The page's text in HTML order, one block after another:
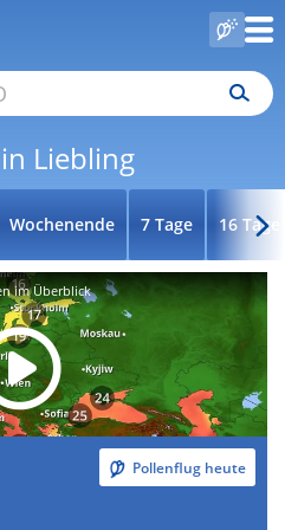
Liebling
Wochenende 7 Tage 16 Tage
im Überblick
Pollenflug heute